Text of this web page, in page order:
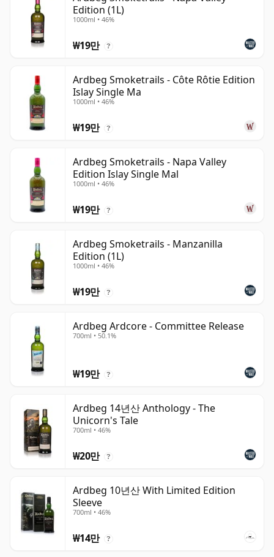
Edition (1L)
1000ml • 46%
₩19만 ?
Ardbeg Smoketrails - Côte Rôtie Edition
Islay Single Ma
1000ml • 46%
₩19만 ?
Ardbeg Smoketrails - Napa Valley
Edition Islay Single Mal
1000ml • 46%
₩19만 ?
Ardbeg Smoketrails - Manzanilla
Edition (1L)
1000ml • 46%
₩19만 ?
Ardbeg Ardcore - Committee Release
700ml • 50.1%
₩19만 ?
Ardbeg 14년산 Anthology - The
Unicorn's Tale
700ml • 46%
₩20만 ?
Ardbeg 10년산 With Limited Edition
Sleeve
700ml • 46%
₩14만 ?